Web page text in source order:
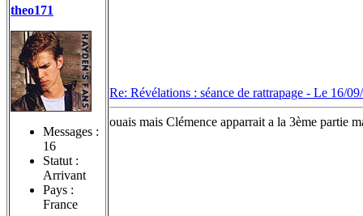
theo171
Messages :
16
Statut :
Arrivant
Pays :
France
Re: Révélations : séance de rattrapage - Le 16/
ouais mais Clémence apparrait a la 3ème partie